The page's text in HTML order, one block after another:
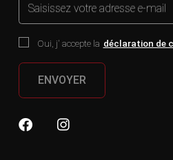
Saisissez votre adresse e-mail
Oui, j' accepte la déclaration de
ENVOYER